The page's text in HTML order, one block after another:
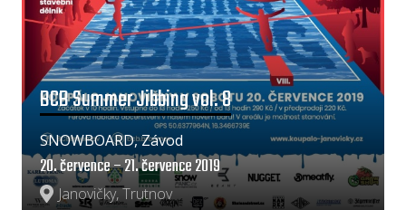
BCB Summer Jibbing vol. 8
Janovičky, Trutnov
20. července – 21. července 2019
SNOWBOARD, Závod